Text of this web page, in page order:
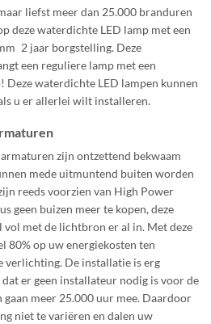
liefst meer dan 25.000 branduren
deze waterdichte LED lamp met een
2 jaar borgstelling. Deze
een reguliere lamp met een
Deze waterdichte LED lampen kunnen
u er allerlei wilt installeren.
zijn ontzettend bekwaam
mede uitmuntend buiten worden
reeds voorzien van High Power
geen buizen meer te kopen, deze
met de lichtbron er al in. Met deze
80% op uw energiekosten ten
De installatie is erg
er geen installateur nodig is voor de
gaan meer 25.000 uur mee. Daardoor
niet te variëren en dalen uw